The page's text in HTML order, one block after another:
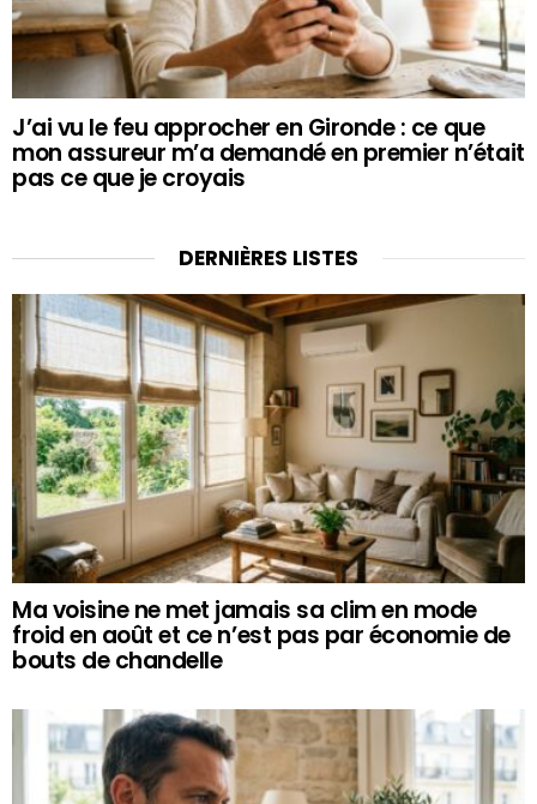
J’ai vu le feu approcher en Gironde : ce que
mon assureur m’a demandé en premier n’était
pas ce que je croyais
DERNIÈRES LISTES
Ma voisine ne met jamais sa clim en mode
froid en août et ce n’est pas par économie de
bouts de chandelle